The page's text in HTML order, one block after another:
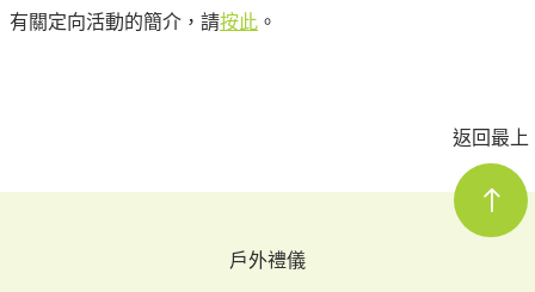
有關定向活動的簡介，請按此。
返回最上
戶外禮儀